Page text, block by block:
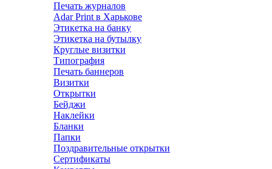
Печать журналов
Adar Print в Харькове
Этикетка на банку
Этикетка на бутылку
Круглые визитки
Типография
Печать баннеров
Визитки
Открытки
Бейджи
Наклейки
Бланки
Папки
Поздравительные открытки
Сертификаты